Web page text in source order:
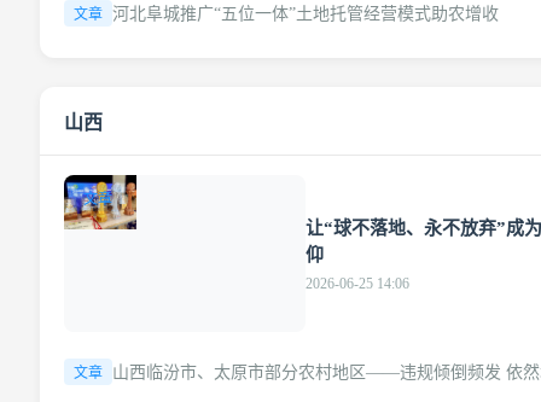
文章 河北阜城推广“五位一体”土地托管经营模式助农增收
山西
文章
让“球不落地、永不放弃”成
仰
2026-06-25 14:06
文章 山西临汾市、太原市部分农村地区——违规倾倒频发 依然